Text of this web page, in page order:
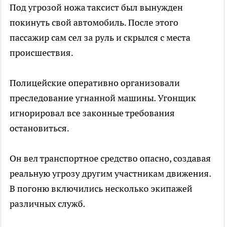
Под угрозой ножа таксист был вынужден
покинуть свой автомобиль. После этого
пассажир сам сел за руль и скрылся с места
происшествия.
Полицейские оперативно организовали
преследование угнанной машины. Угонщик
игнорировал все законные требования
остановиться.
Он вел транспортное средство опасно, создавая
реальную угрозу другим участникам движения.
В погоню включились несколько экипажей
различных служб.